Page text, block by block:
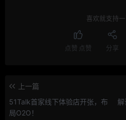
喜欢就支持
点赞 点赞 分享
上一篇
51Talk首家线下体验店开张，布
局O2O！